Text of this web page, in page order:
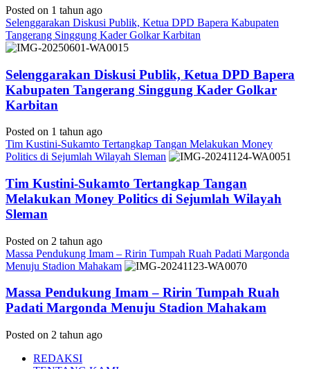
Posted on 1 tahun ago
Selenggarakan Diskusi Publik, Ketua DPD Bapera Kabupaten
Tangerang Singgung Kader Golkar Karbitan
Selenggarakan Diskusi Publik, Ketua DPD Bapera
Kabupaten Tangerang Singgung Kader Golkar
Karbitan
Posted on 1 tahun ago
Tim Kustini-Sukamto Tertangkap Tangan Melakukan Money
Politics di Sejumlah Wilayah Sleman
Tim Kustini-Sukamto Tertangkap Tangan
Melakukan Money Politics di Sejumlah Wilayah
Sleman
Posted on 2 tahun ago
Massa Pendukung Imam – Ririn Tumpah Ruah Padati Margonda
Menuju Stadion Mahakam
Massa Pendukung Imam – Ririn Tumpah Ruah
Padati Margonda Menuju Stadion Mahakam
Posted on 2 tahun ago
REDAKSI